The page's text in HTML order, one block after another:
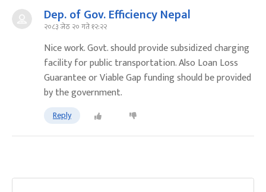
Dep. of Gov. Efficiency Nepal
२०८३ जेठ २० गते १२:२२
Nice work. Govt. should provide subsidized charging
facility for public transportation. Also Loan Loss
Guarantee or Viable Gap funding should be provided
by the government.
Reply